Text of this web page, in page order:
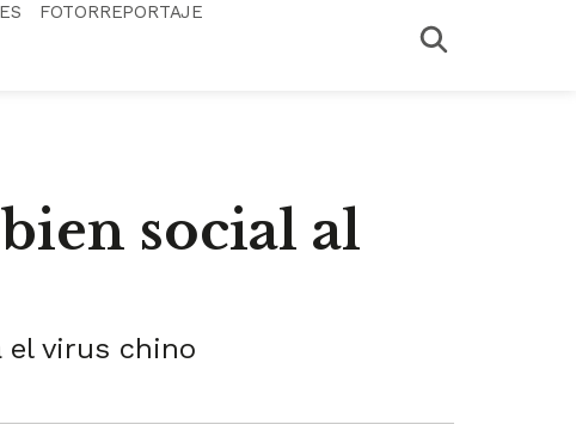
FOTORREPORTAJE
social al
el virus chino